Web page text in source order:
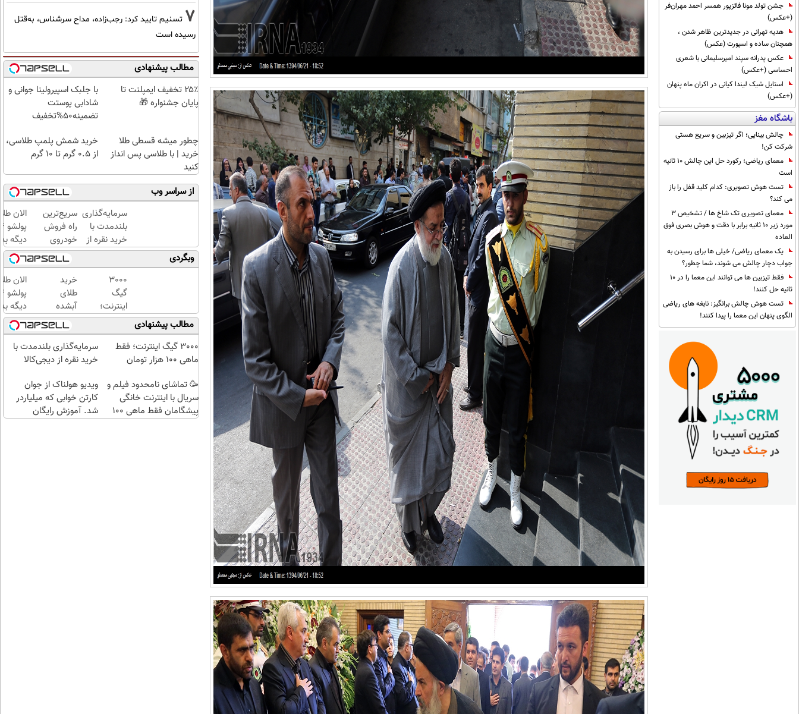
جشن تولد مونا فائزپور همسر احمد مهران‌فر
(+عکس)
هدیه تهرانی در جدیدترین ظاهر شدن ،
همچنان ساده و اسپورت (عکس)
عکس پدرانه سپند امیرسلیمانی با شعری
احساسی (+عکس)
استایل شیک لیندا کیانی در اکران ماه پنهان
(+عکس)
باشگاه مغز
چالش بینایی؛ اگر تیزبین و سریع هستی
شرکت کن!
معمای ریاضی؛ رکورد حل این چالش 10 ثانیه
است
تست هوش تصویری: کدام کلید قفل را باز
می کند؟
معمای تصویری تک شاخ ها / تشخیص 3
مورد زیر 10 ثانیه برابر با دقت و هوش بصری فوق
العاده
یک معمای ریاضی/ خیلی ها برای رسیدن به
جواب دچار چالش می شوند، شما چطور؟
فقط تیزبین ها می توانند این معما را در 10
ثانیه حل کنند!
تست هوش چالش برانگیز: نابغه های ریاضی
الگوی پنهان این معما را پیدا کنند!
7 تسنیم تایید کرد: رجب‌زاده، مداح سرشناس، به‌قتل
رسیده است
مطالب پیشنهادی
۲۵٪ تخفیف ایمپلنت تا
پایان جشنواره 🎁
با جلبک اسپیرولینا جوانی و
شادابی پوستت
تضمینه50%تخفیف
چطور میشه قسطی طلا
خرید | با طلاسی پس انداز
کنید
خرید شمش پلمپ طلاسی،
از ۰.۵ گرم تا ۱۰ گرم
از سراسر وب
سرمایه‌گذاری
بلندمدت با
خرید نقره از
دیجی‌کالا
سریع‌ترین
راه فروش
خودروی
شما 🚗
الان
دیگه
طلا با
بی‌بهره
وبگردی
3000
گیگ
اینترنت؛
فقط
ماهی
100
هزار
خرید
طلای
آبشده
حتی با
۱۰۰هزارتومان
الان
دیگه
طلا با
بی‌بهره
مطالب پیشنهادی
3000 گیگ اینترنت؛ فقط
ماهی 100 هزار تومان
سرمایه‌گذاری بلندمدت با
خرید نقره از دیجی‌کالا
🥳 تماشای نامحدود فیلم و
سریال با اینترنت خانگی
پیشگامان فقط ماهی 100
ویدیو هولناک از جوان
کارتن خوابی که میلیاردر
شد. آموزش رایگان